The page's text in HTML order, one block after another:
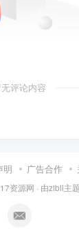
评论内容
明 广告合作
资源网 · 由zibll主题